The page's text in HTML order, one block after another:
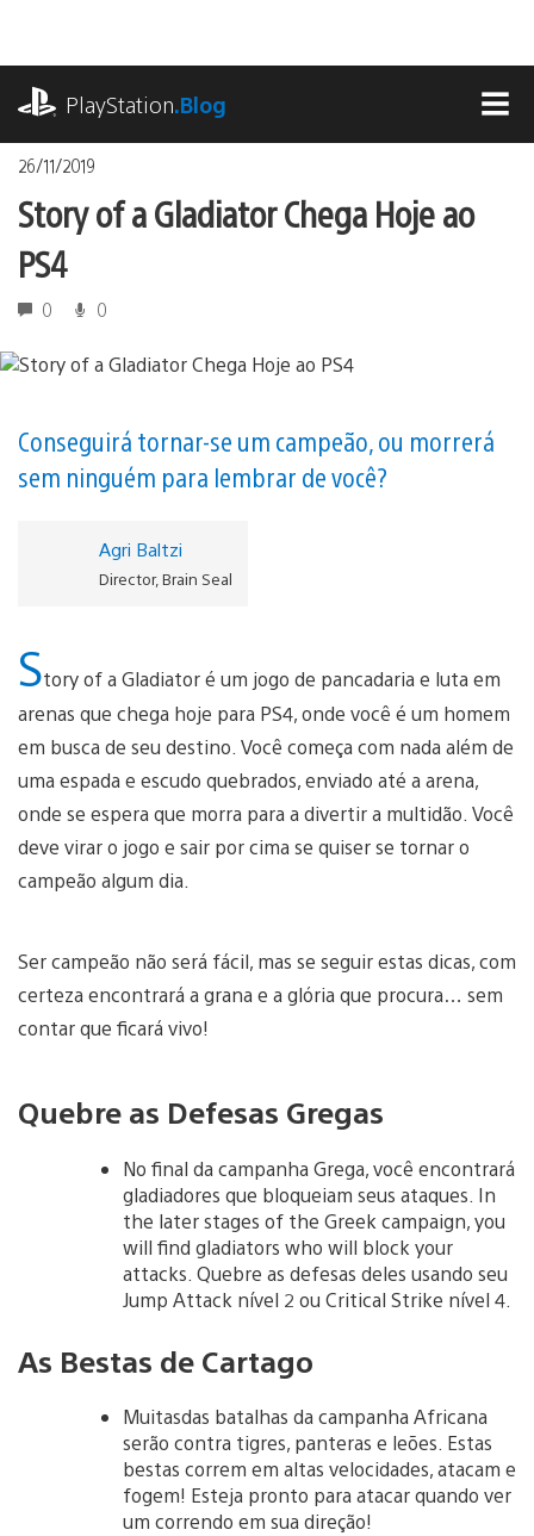
o
conteúdoPlayStation.Blog
26/11/2019
Story of a Gladiator Chega Hoje ao
PS4
0 0
Conseguirá tornar-se um campeão, ou morrerá
sem ninguém para lembrar de você?
Agri Baltzi
Director, Brain Seal
Story of a Gladiator é um jogo de pancadaria e luta em
arenas que chega hoje para PS4, onde você é um homem
em busca de seu destino. Você começa com nada além de
uma espada e escudo quebrados, enviado até a arena,
onde se espera que morra para a divertir a multidão. Você
deve virar o jogo e sair por cima se quiser se tornar o
campeão algum dia.
Ser campeão não será fácil, mas se seguir estas dicas, com
certeza encontrará a grana e a glória que procura… sem
contar que ficará vivo!
Quebre as Defesas Gregas
No final da campanha Grega, você encontrará
gladiadores que bloqueiam seus ataques. In
the later stages of the Greek campaign, you
will find gladiators who will block your
attacks. Quebre as defesas deles usando seu
Jump Attack nível 2 ou Critical Strike nível 4.
As Bestas de Cartago
Muitasdas batalhas da campanha Africana
serão contra tigres, panteras e leões. Estas
bestas correm em altas velocidades, atacam e
fogem! Esteja pronto para atacar quando ver
um correndo em sua direção!